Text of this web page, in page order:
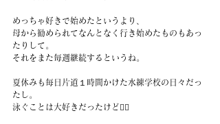
めっちゃ好きで始めたというより、
母から勧められてなんとなく行き始めたものもあっ
たりして。
それをまた毎週継続するというね。
夏休みも毎日片道１時間かけた水練学校の日々だっ
たし。
泳ぐことは大好きだったけど🏊‍♀️